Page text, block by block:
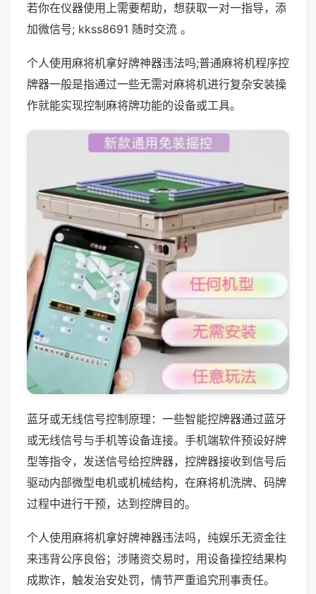
若你在仪器使用上需要帮助，想获取一对一指导，添
加微信号; kkss8691 随时交流 。
个人使用麻将机拿好牌神器违法吗;普通麻将机程序控
牌器一般是指通过一些无需对麻将机进行复杂安装操
作就能实现控制麻将牌功能的设备或工具。
蓝牙或无线信号控制原理：一些智能控牌器通过蓝牙
或无线信号与手机等设备连接。手机端软件预设好牌
型等指令，发送信号给控牌器，控牌器接收到信号后
驱动内部微型电机或机械结构，在麻将机洗牌、码牌
过程中进行干预，达到控牌目的。
个人使用麻将机拿好牌神器违法吗，纯娱乐无资金往
来违背公序良俗；涉赌资交易时，用设备操控结果构
成欺诈，触发治安处罚，情节严重追究刑事责任。